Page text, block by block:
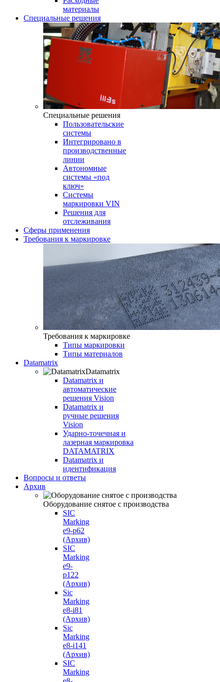
материалы
Специальные решения
Специальные решения
Пользовательские
системы
Интегрировано в
производственные
линии
Автономные
системы «под
ключ»
Системы
маркировки VIN
Решения для
отслеживания
Сферы применения
Требования к маркировке
Требования к маркировке
Типы маркировки
Типы материалов
Datamatrix
Datamatrix
Datamatrix и
автоматические
решения Vision
Datamatrix и
ручные решения
Vision
Ударно-точечная и
лазерная маркировка
DATAMATRIX
Datamatrix и
идентификация
Вопросы и ответы
Архив
Оборудование снятое с производства
SIC
Marking
e9-p62
(Архив)
SIC
Marking
e9-
p122
(Архив)
Sic
Marking
e8-i81
(Архив)
Sic
Marking
e8-i141
(Архив)
SIC
Marking